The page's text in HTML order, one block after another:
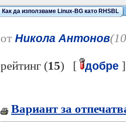
Как да използваме Linux-BG като RHSBL
от Никола Антонов
рейтинг (15) [ добре
Вариант за